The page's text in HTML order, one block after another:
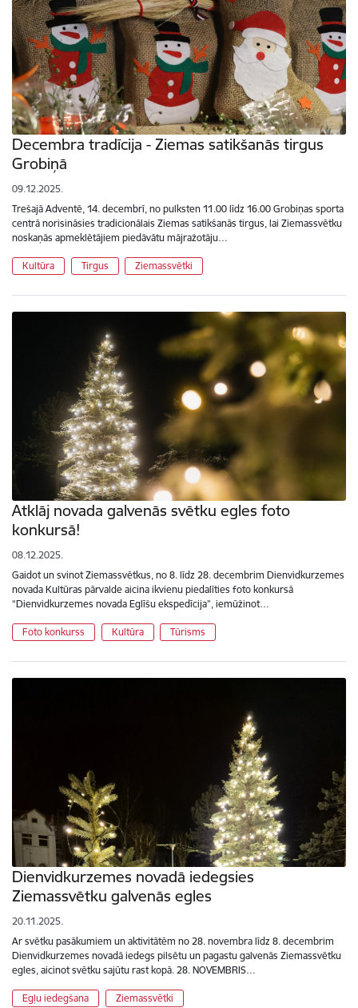
Decembra tradīcija - Ziemas satikšanās tirgus
Grobiņā
09.12.2025.
Trešajā Adventē, 14. decembrī, no pulksten 11.00 līdz 16.00 Grobiņas sporta
centrā norisināsies tradicionālais Ziemas satikšanās tirgus, lai Ziemassvētku
noskaņās apmeklētājiem piedāvātu mājražotāju…
Kultūra Tirgus Ziemassvētki
Atklāj novada galvenās svētku egles foto
konkursā!
08.12.2025.
Gaidot un svinot Ziemassvētkus, no 8. līdz 28. decembrim Dienvidkurzemes
novada Kultūras pārvalde aicina ikvienu piedalīties foto konkursā
“Dienvidkurzemes novada Eglīšu ekspedīcija”, iemūžinot…
Foto konkurss Kultūra Tūrisms
Dienvidkurzemes novadā iedegsies
Ziemassvētku galvenās egles
20.11.2025.
Ar svētku pasākumiem un aktivitātēm no 28. novembra līdz 8. decembrim
Dienvidkurzemes novadā iedegs pilsētu un pagastu galvenās Ziemassvētku
egles, aicinot svētku sajūtu rast kopā. 28. NOVEMBRIS…
Egļu iedegšana Ziemassvētki